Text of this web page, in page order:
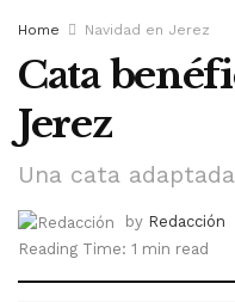
Home Navidad en Jerez
Cata
Jerez
Una cata
by Redacción
Reading Time: 1 min read